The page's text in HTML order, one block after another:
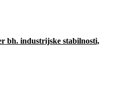
bh. industrijske stabilnosti,